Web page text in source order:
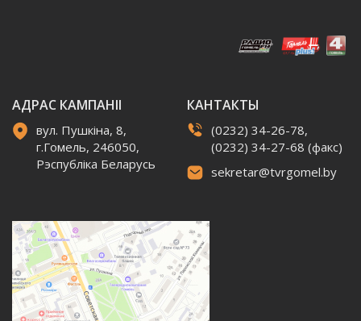
АДРАС КАМПАНІІ
вул. Пушкіна, 8,
г.Гомель, 246050,
Рэспубліка Беларусь
КАНТАКТЫ
(0232) 34-26-78,
(0232) 34-27-68 (факс)
sekretar@tvrgomel.by